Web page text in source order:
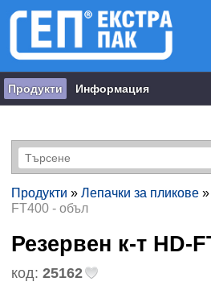
Продукти Информация
Продукти » Лепачки за пликове»
FT400 - объл
Резервен к-т HD-
код: 25162